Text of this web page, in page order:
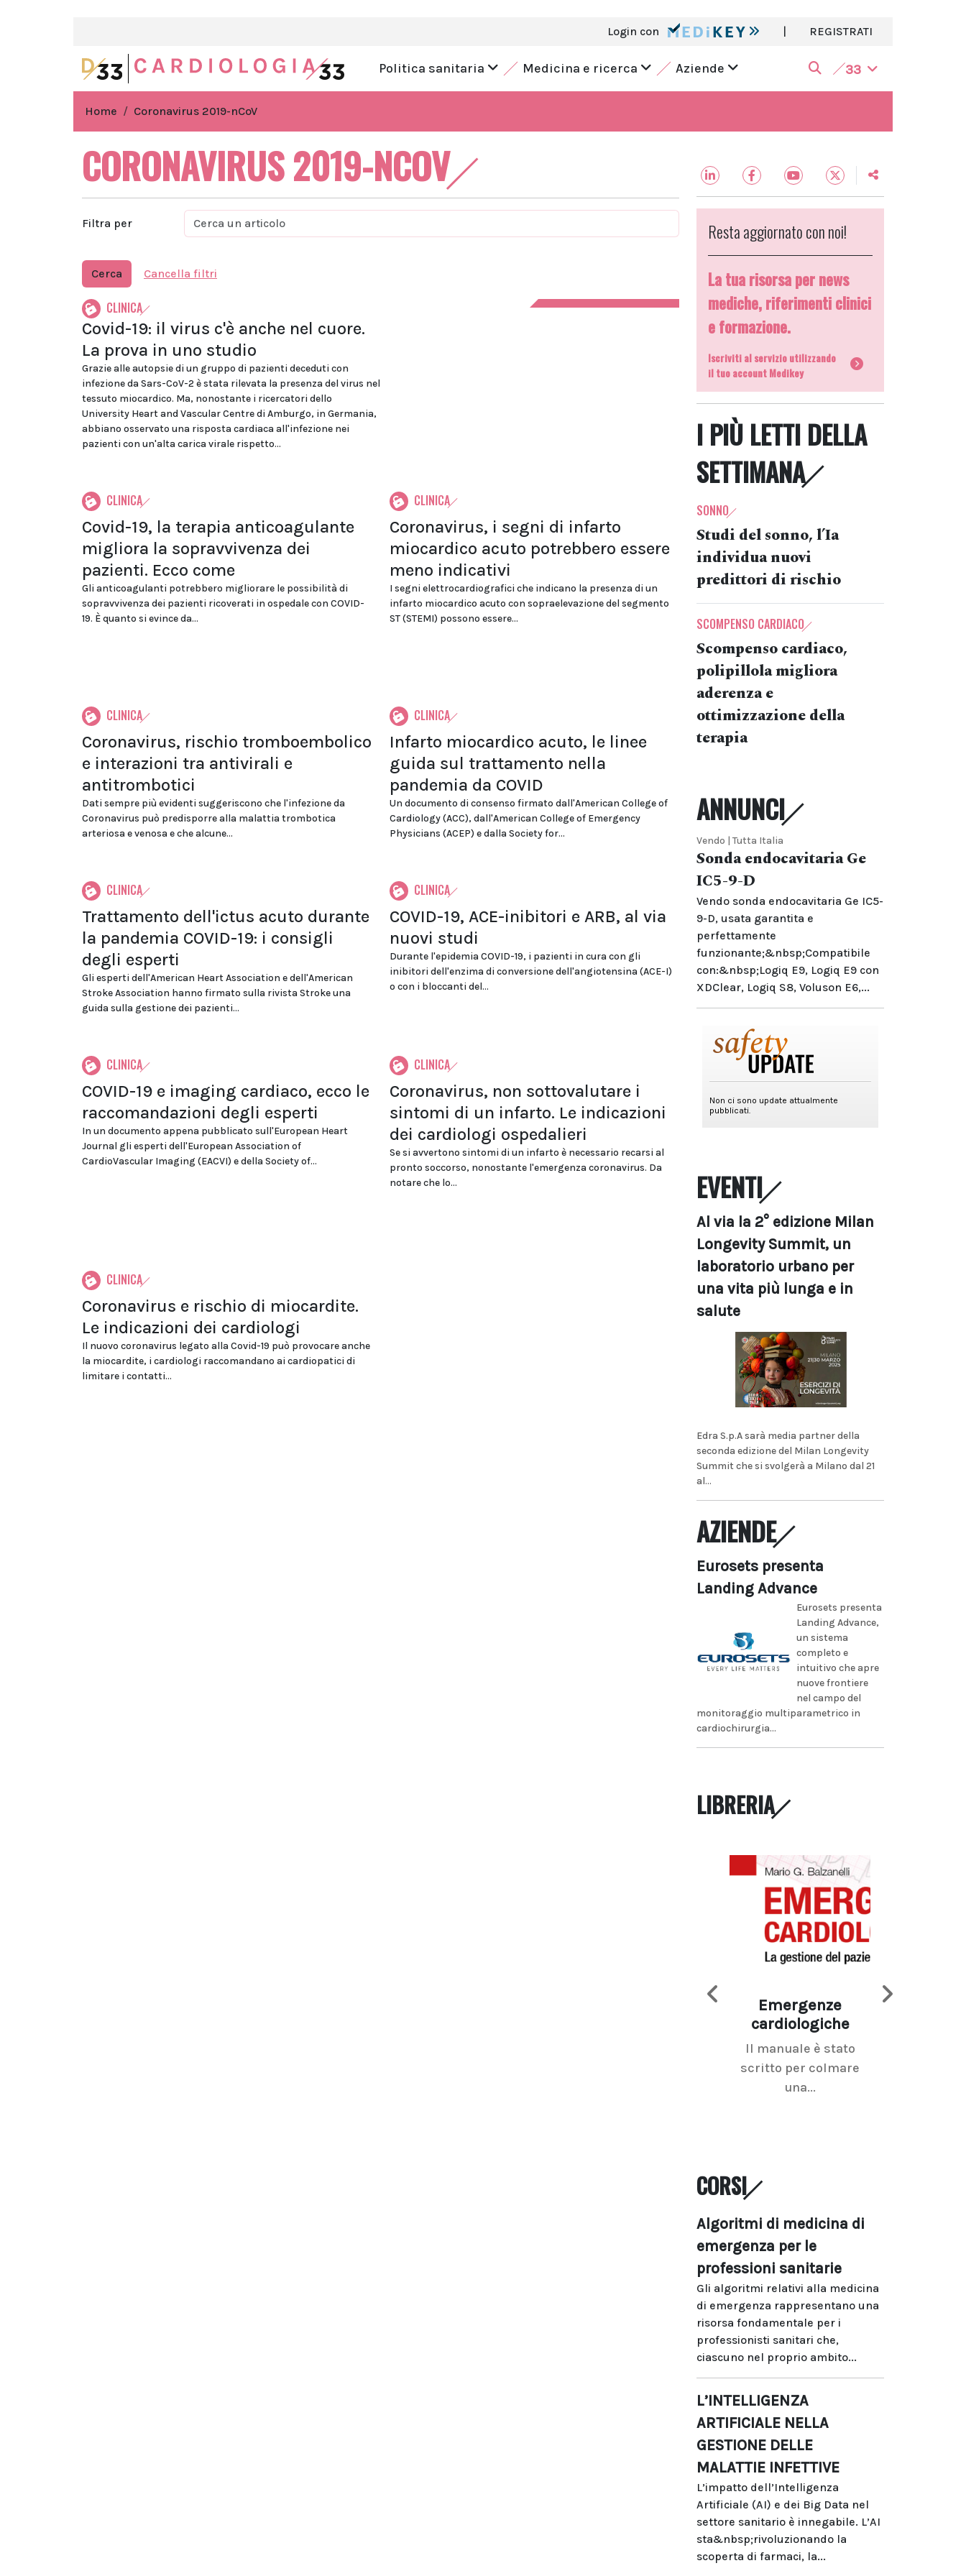
Login con | REGISTRATI
Politica sanitaria Medicina e ricerca Aziende 33
Home Coronavirus 2019-nCoV
CORONAVIRUS 2019-NCOV
Filtra per
Cerca Cancella filtri
CLINICA
Covid-19: il virus c'è anche nel cuore.
La prova in uno studio
Grazie alle autopsie di un gruppo di pazienti deceduti con
infezione da Sars-CoV-2 è stata rilevata la presenza del virus nel
tessuto miocardico. Ma, nonostante i ricercatori dello
University Heart and Vascular Centre di Amburgo, in Germania,
abbiano osservato una risposta cardiaca all'infezione nei
pazienti con un'alta carica virale rispetto...
CLINICA
Covid-19, la terapia anticoagulante
migliora la sopravvivenza dei
pazienti. Ecco come
Gli anticoagulanti potrebbero migliorare le possibilità di
sopravvivenza dei pazienti ricoverati in ospedale con COVID-
19. È quanto si evince da...
CLINICA
Coronavirus, i segni di infarto
miocardico acuto potrebbero essere
meno indicativi
I segni elettrocardiografici che indicano la presenza di un
infarto miocardico acuto con sopraelevazione del segmento
ST (STEMI) possono essere...
CLINICA
Coronavirus, rischio tromboembolico
e interazioni tra antivirali e
antitrombotici
Dati sempre più evidenti suggeriscono che l'infezione da
Coronavirus può predisporre alla malattia trombotica
arteriosa e venosa e che alcune...
CLINICA
Infarto miocardico acuto, le linee
guida sul trattamento nella
pandemia da COVID
Un documento di consenso firmato dall'American College of
Cardiology (ACC), dall'American College of Emergency
Physicians (ACEP) e dalla Society for...
CLINICA
Trattamento dell'ictus acuto durante
la pandemia COVID-19: i consigli
degli esperti
Gli esperti dell'American Heart Association e dell'American
Stroke Association hanno firmato sulla rivista Stroke una
guida sulla gestione dei pazienti...
CLINICA
COVID-19, ACE-inibitori e ARB, al via
nuovi studi
Durante l'epidemia COVID-19, i pazienti in cura con gli
inibitori dell'enzima di conversione dell'angiotensina (ACE-I)
o con i bloccanti del...
CLINICA
COVID-19 e imaging cardiaco, ecco le
raccomandazioni degli esperti
In un documento appena pubblicato sull'European Heart
Journal gli esperti dell'European Association of
CardioVascular Imaging (EACVI) e della Society of...
CLINICA
Coronavirus, non sottovalutare i
sintomi di un infarto. Le indicazioni
dei cardiologi ospedalieri
Se si avvertono sintomi di un infarto è necessario recarsi al
pronto soccorso, nonostante l'emergenza coronavirus. Da
notare che lo...
CLINICA
Coronavirus e rischio di miocardite.
Le indicazioni dei cardiologi
Il nuovo coronavirus legato alla Covid-19 può provocare anche
la miocardite, i cardiologi raccomandano ai cardiopatici di
limitare i contatti...
Resta aggiornato con noi!
La tua risorsa per news
mediche, riferimenti clinici
e formazione.
Iscriviti al servizio utilizzando
il tuo account Medikey
I PIÙ LETTI DELLA
SETTIMANA
SONNO
Studi del sonno, l’Ia
individua nuovi
predittori di rischio
SCOMPENSO CARDIACO
Scompenso cardiaco,
polipillola migliora
aderenza e
ottimizzazione della
terapia
ANNUNCI
Vendo | Tutta Italia
Sonda endocavitaria Ge
IC5-9-D
Vendo sonda endocavitaria Ge IC5-
9-D, usata garantita e
perfettamente
funzionante;&nbsp;Compatibile
con:&nbsp;Logiq E9, Logiq E9 con
XDClear, Logiq S8, Voluson E6,...
EVENTI
Al via la 2° edizione Milan
Longevity Summit, un
laboratorio urbano per
una vita più lunga e in
salute
Edra S.p.A sarà media partner della
seconda edizione del Milan Longevity
Summit che si svolgerà a Milano dal 21
al...
AZIENDE
Eurosets presenta
Landing Advance
Eurosets presenta
Landing Advance,
un sistema
completo e
intuitivo che apre
nuove frontiere
nel campo del
monitoraggio multiparametrico in
cardiochirurgia...
LIBRERIA
Emergenze
cardiologiche
Il manuale è stato
scritto per colmare
una...
CORSI
Algoritmi di medicina di
emergenza per le
professioni sanitarie
Gli algoritmi relativi alla medicina
di emergenza rappresentano una
risorsa fondamentale per i
professionisti sanitari che,
ciascuno nel proprio ambito...
L’INTELLIGENZA
ARTIFICIALE NELLA
GESTIONE DELLE
MALATTIE INFETTIVE
L’impatto dell’Intelligenza
Artificiale (AI) e dei Big Data nel
settore sanitario è innegabile. L’AI
sta&nbsp;rivoluzionando la
scoperta di farmaci, la...